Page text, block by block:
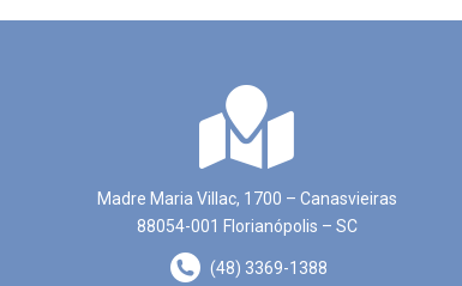
Madre Maria Villac, 1700 – Canasvieiras
88054-001 Florianópolis – SC
(48) 3369-1388